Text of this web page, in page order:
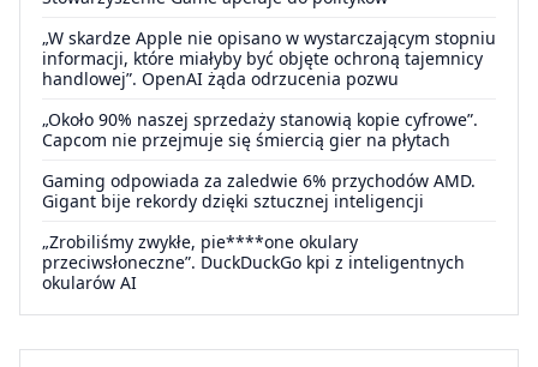
„W skardze Apple nie opisano w wystarczającym stopniu
informacji, które miałyby być objęte ochroną tajemnicy
handlowej”. OpenAI żąda odrzucenia pozwu
„Około 90% naszej sprzedaży stanowią kopie cyfrowe”.
Capcom nie przejmuje się śmiercią gier na płytach
Gaming odpowiada za zaledwie 6% przychodów AMD.
Gigant bije rekordy dzięki sztucznej inteligencji
„Zrobiliśmy zwykłe, pie****one okulary
przeciwsłoneczne”. DuckDuckGo kpi z inteligentnych
okularów AI